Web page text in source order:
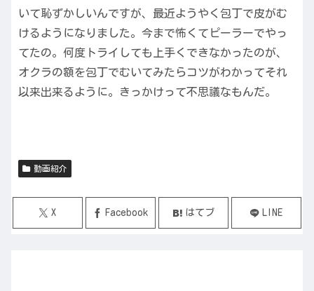
いて恥ずかしいんですが、最近ようやく包丁で皮がむ
けるようになりました。今まで怖くてピーラーでやっ
てたの。何度トライしても上手くできなかったのが、
オクラの額を包丁でむいてみたらコツがわかってそれ
以来出来るように。きっかけって不思議なもんだ。
動画紹介
X Facebook はてブ LINE